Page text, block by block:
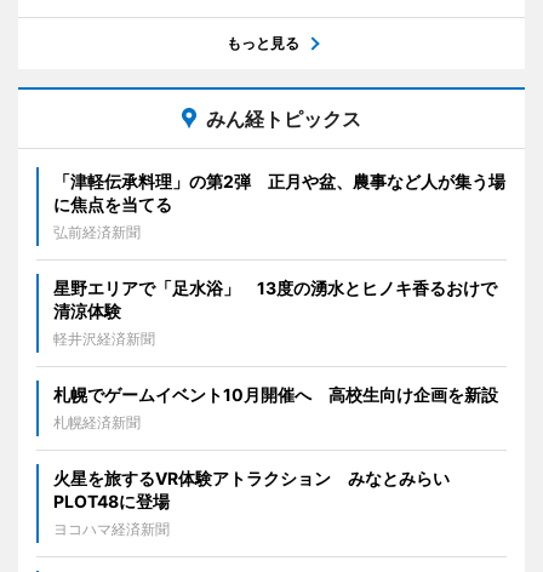
もっと見る
みん経トピックス
「津軽伝承料理」の第2弾 正月や盆、農事など人が集う場
に焦点を当てる
弘前経済新聞
星野エリアで「足水浴」 13度の湧水とヒノキ香るおけで
清涼体験
軽井沢経済新聞
札幌でゲームイベント10月開催へ 高校生向け企画を新設
札幌経済新聞
火星を旅するVR体験アトラクション みなとみらい
PLOT48に登場
ヨコハマ経済新聞